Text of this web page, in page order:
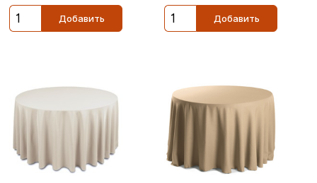
Добавить Добавить